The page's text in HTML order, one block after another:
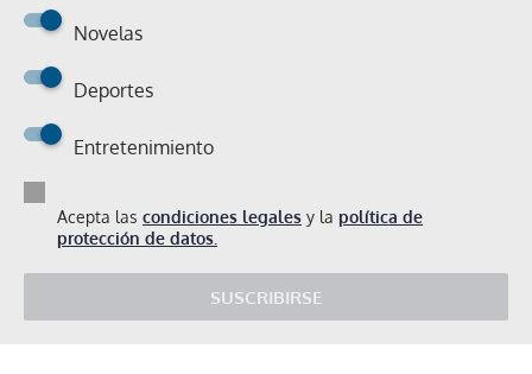
Novelas
Deportes
Entretenimiento
Acepta las condiciones legales y la política de
protección de datos.
SUSCRIBIRSE